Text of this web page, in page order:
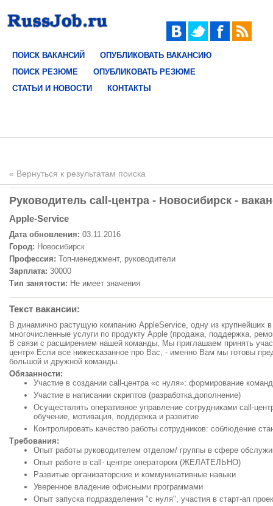
ПОИСК ВАКАНСИЙ
ОПУБЛИКОВАТЬ ВАКАНСИЮ
ПОИСК РЕЗЮМЕ
ОПУБЛИКОВАТЬ РЕЗЮМЕ
СТАТЬИ И НОВОСТИ
КОНТАКТЫ
« Вернуться к результатам поиска
Руководитель call-центра - Новосибирск -
Apple-Service
Дата обновления: 03.11.2016
Город: Новосибирск
Профессия: Топ-менеджмент, руководители
Зарплата: 30000
Тип занятости: Не имеет значения
Текст вакансии:
В динамично растущую компанию AppleService, одну из крупнейших
многочисленные услуги по продукту Apple (продажа, поддержка,
В связи с расширением нашей команды, Мы приглашаем принять
центр» Если все нижесказанное про Вас, - именно Вам мы готовы
большой и дружной команды.
Обязанности:
Участие в создании call-центра «с нуля»: формирование
Участие в написании скриптов (разработка,дополнение)
Осуществлять оперативное управление сотрудниками call-
обучение, мотивация, поддержка и развитие
Контролировать качество работы сотрудников: соблюдение
Требования:
Опыт работы руководителем отделом/ группы в сфере
Опыт работе в call- центре оператором (ЖЕЛАТЕЛЬНО)
Развитые организаторские и коммуникативные навыки
Уверенное владение офисными программами
Опыт запуска подразделения "с нуля", участия в старт-ап